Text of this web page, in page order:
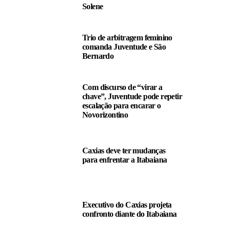
Solene
Trio de arbitragem feminino
comanda Juventude e São
Bernardo
Com discurso de “virar a
chave”, Juventude pode repetir
escalação para encarar o
Novorizontino
Caxias deve ter mudanças
para enfrentar a Itabaiana
Executivo do Caxias projeta
confronto diante do Itabaiana